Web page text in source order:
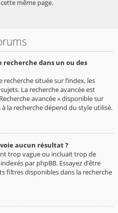
même page.
dans un ou des
située sur l’index, les
La recherche avancée est
avancée » disponible sur
la recherche dépend du style utilisé.
aucun résultat ?
trop vague ou incluait trop de
par phpBB. Essayez d’être
filtres disponibles dans la recherche